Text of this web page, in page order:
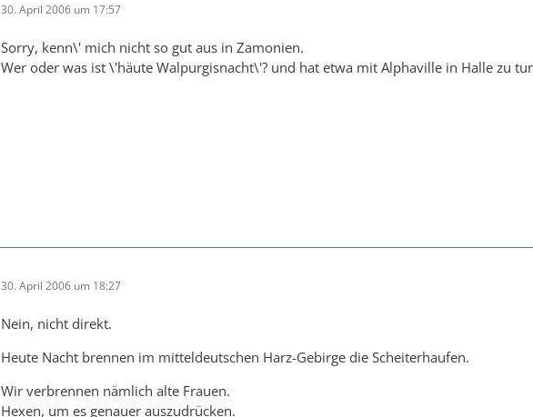
30. April 2006 um 17:57
Sorry, kenn\' mich nicht so gut aus in Zamonien.
Wer oder was ist \'häute Walpurgisnacht\'? und hat etwa mit Alphaville in Halle zu
30. April 2006 um 18:27
Nein, nicht direkt.
Heute Nacht brennen im mitteldeutschen Harz-Gebirge die Scheiterhaufen.
Wir verbrennen nämlich alte Frauen.
Hexen, um es genauer auszudrücken.